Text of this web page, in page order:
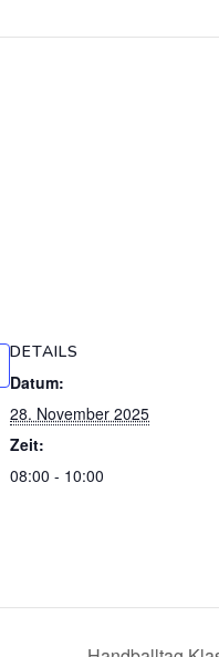
DETAILS
Datum:
28. November 2025
Zeit:
08:00 - 10:00